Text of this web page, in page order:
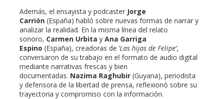
Además, el ensayista y podcaster Jorge
Carrión (España) habló sobre nuevas formas de narrar y
analizar la realidad. En la misma línea del relato
sonoro, Carmen Urbita y Ana Garriga
Espino (España), creadoras de ‘Las hijas de Felipe’,
conversaron de su trabajo en el formato de audio digital
mediante narrativas frescas y bien
documentadas. Nazima Raghubir (Guyana), periodista
y defensora de la libertad de prensa, reflexionó sobre su
trayectoria y compromiso con la información.